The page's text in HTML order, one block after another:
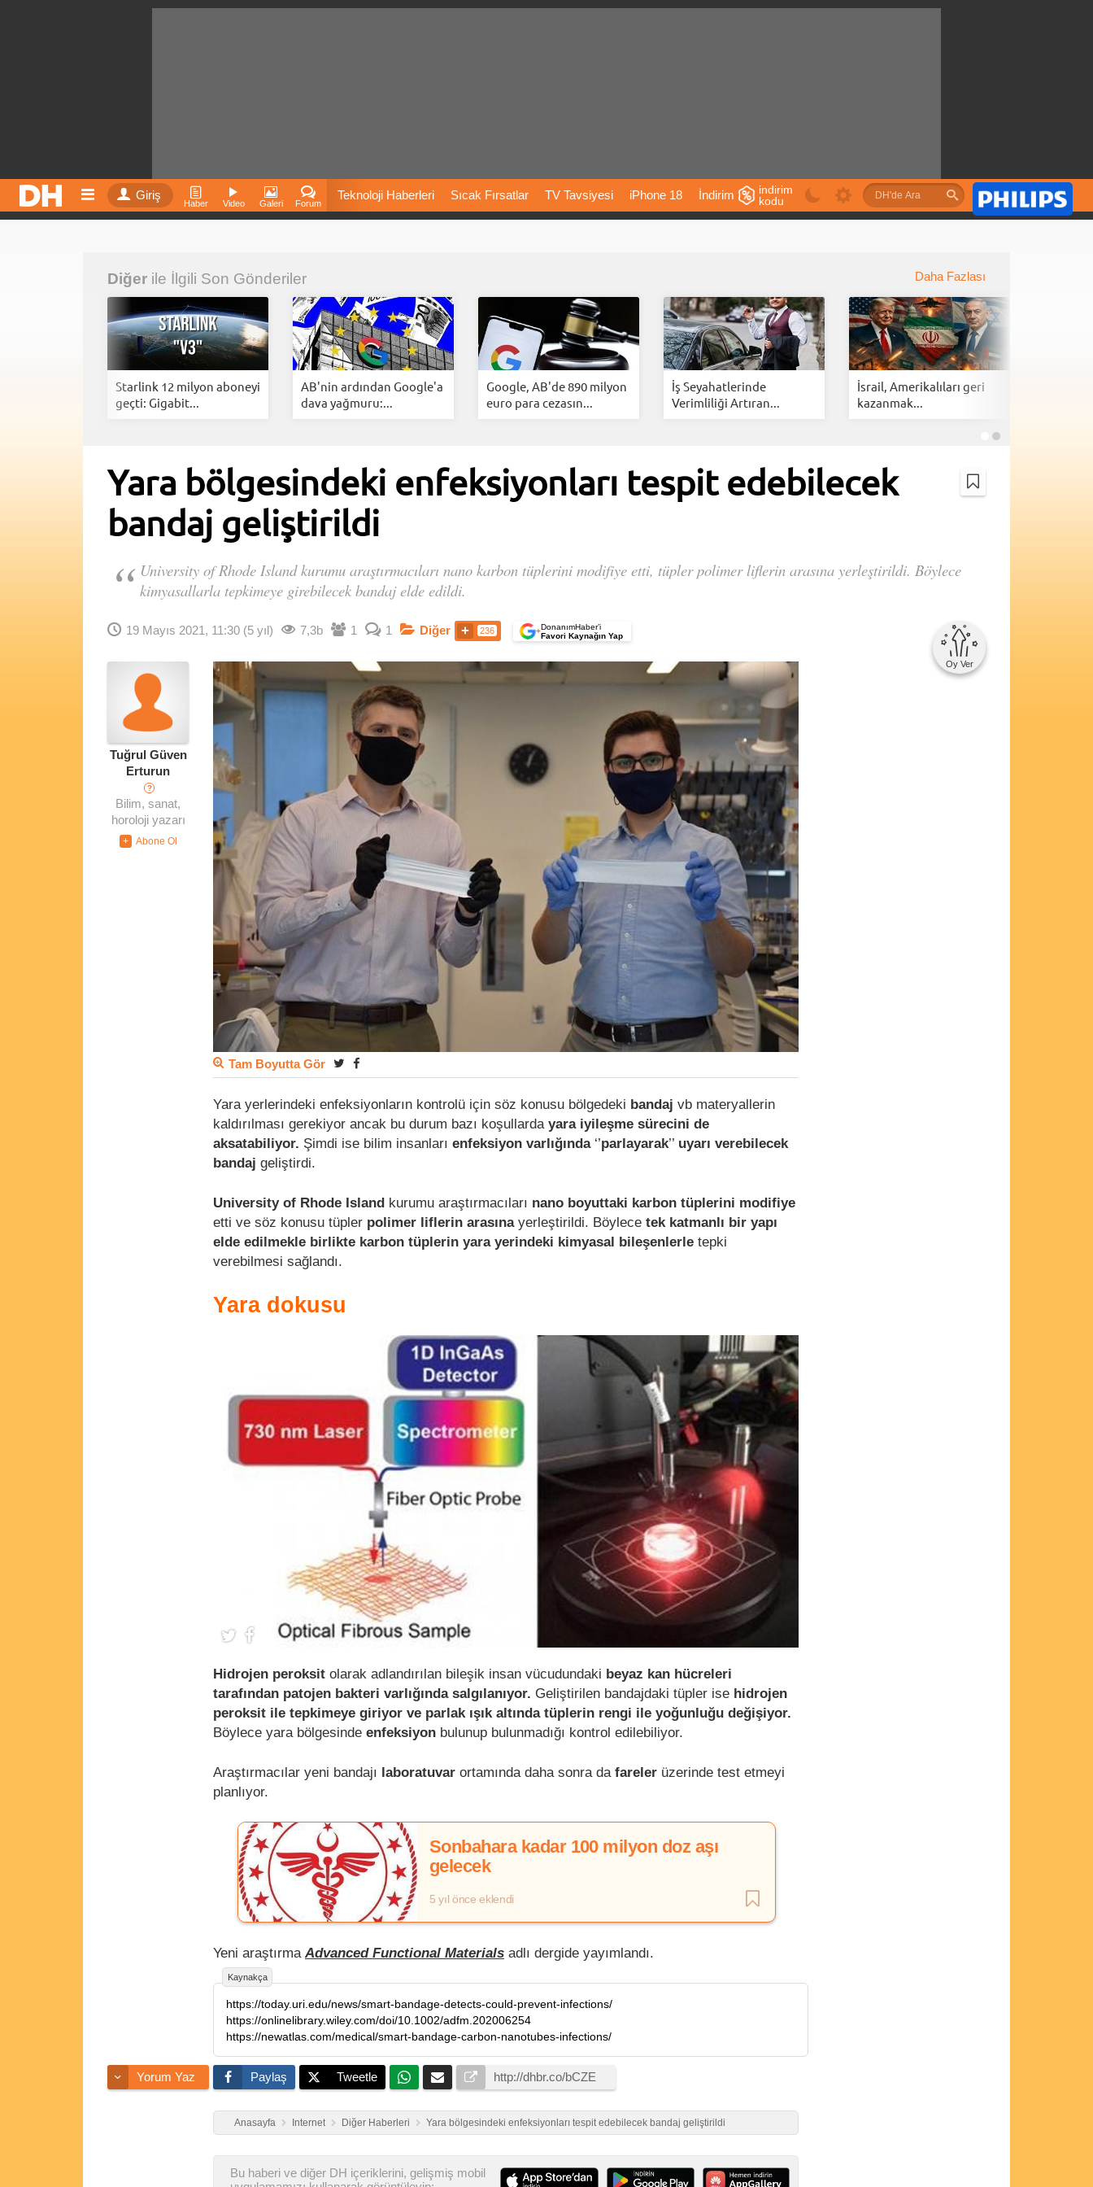
Giriş
Haber Video Galeri Forum
Teknoloji Haberleri Sıcak Fırsatlar TV Tavsiyesi iPhone 18 İndirim
İnstagram Dondurma İnstagram Mü
indirim
kodu
Diğer ile İlgili Son Gönderiler Daha Fazlası
Starlink 12 milyon aboneyi
geçti: Gigabit...
AB'nin ardından Google'a
dava yağmuru:...
Google, AB'de 890 milyon
euro para cezasın...
İş Seyahatlerinde
Verimliliği Artıran...
İsrail, Amerikalıları geri
kazanmak...
Yara bölgesindeki enfeksiyonları tespit edebilecek
bandaj geliştirildi
University of Rhode Island kurumu araştırmacıları nano karbon tüplerini modifiye etti, tüpler polimer liflerin arasına yerleştirildi. Böylece
kimyasallarla tepkimeye girebilecek bandaj elde edildi.
19 Mayıs 2021, 11:30 (5 yıl) 7,3b 1 1 Diğer 236 +DonanımHaber’i
Favori Kaynağın Yap
Oy Ver
Tuğrul Güven
Erturun
?
Bilim, sanat,
horoloji yazarı
Tam Boyutta Gör
Yara yerlerindeki enfeksiyonların kontrolü için söz konusu bölgedeki bandaj vb materyallerin
kaldırılması gerekiyor ancak bu durum bazı koşullarda yara iyileşme sürecini de
aksatabiliyor. Şimdi ise bilim insanları enfeksiyon varlığında ‘’parlayarak’’ uyarı verebilecek
bandaj geliştirdi.
University of Rhode Island kurumu araştırmacıları nano boyuttaki karbon tüplerini modifiye
etti ve söz konusu tüpler polimer liflerin arasına yerleştirildi. Böylece tek katmanlı bir yapı
elde edilmekle birlikte karbon tüplerin yara yerindeki kimyasal bileşenlerle tepki
verebilmesi sağlandı.
Yara dokusu
Hidrojen peroksit olarak adlandırılan bileşik insan vücudundaki beyaz kan hücreleri
tarafından patojen bakteri varlığında salgılanıyor. Geliştirilen bandajdaki tüpler ise hidrojen
peroksit ile tepkimeye giriyor ve parlak ışık altında tüplerin rengi ile yoğunluğu değişiyor.
Böylece yara bölgesinde enfeksiyon bulunup bulunmadığı kontrol edilebiliyor.
Araştırmacılar yeni bandajı laboratuvar ortamında daha sonra da fareler üzerinde test etmeyi
planlıyor.
Sonbahara kadar 100 milyon doz aşı
gelecek
5 yıl önce eklendi
Yeni araştırma Advanced Functional Materials adlı dergide yayımlandı.
Kaynakça
https://today.uri.edu/news/smart-bandage-detects-could-prevent-infections/
https://onlinelibrary.wiley.com/doi/10.1002/adfm.202006254
https://newatlas.com/medical/smart-bandage-carbon-nanotubes-infections/
Yorum Yaz Paylaş Tweetle
Anasayfa Internet Diğer Haberleri Yara bölgesindeki enfeksiyonları tespit edebilecek bandaj geliştirildi
Bu haberi ve diğer DH içeriklerini, gelişmiş mobil